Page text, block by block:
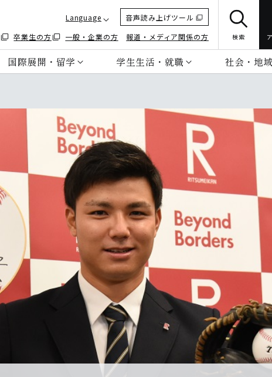
Language
音声読み上げツール
卒業生の方 一般・企業の方 報道・メディア関係の方 検索
国際展開・留学 学生生活・就職 社会・地